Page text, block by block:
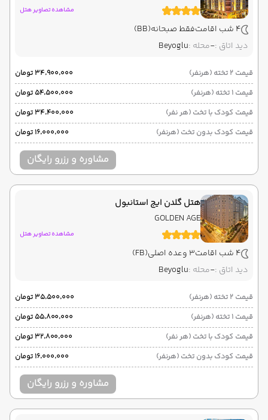
مشاهده تصاویر هتل
4 شب اقامت فقط صبحانه(BB)
دید اتاق :-محله :Beyoglu
قیمت 2 تخته (هرنفر)
۳۴٬۹۰۰٬۰۰۰ تومان
قیمت 1 تخته (هرنفر)
۵۴٬۵۰۰٬۰۰۰ تومان
قیمت کودک با تخت (هر نفر)
۳۴٬۴۰۰٬۰۰۰ تومان
قیمت کودک بدون تخت (هرنفر)
۱۶٬۰۰۰٬۰۰۰ تومان
مشاوره و رزرو رایگان
هتل گلدن ایج استانبول
GOLDEN AGE
مشاهده تصاویر هتل
4 شب اقامت 3 وعده اصلی
(FB)
دید اتاق :-محله :Beyoglu
قیمت 2 تخته (هرنفر)
۳۵٬۵۰۰٬۰۰۰ تومان
قیمت 1 تخته (هرنفر)
۵۵٬۸۰۰٬۰۰۰ تومان
قیمت کودک با تخت (هر نفر)
۳۲٬۸۰۰٬۰۰۰ تومان
قیمت کودک بدون تخت (هرنفر)
۱۶٬۰۰۰٬۰۰۰ تومان
مشاوره و رزرو رایگان